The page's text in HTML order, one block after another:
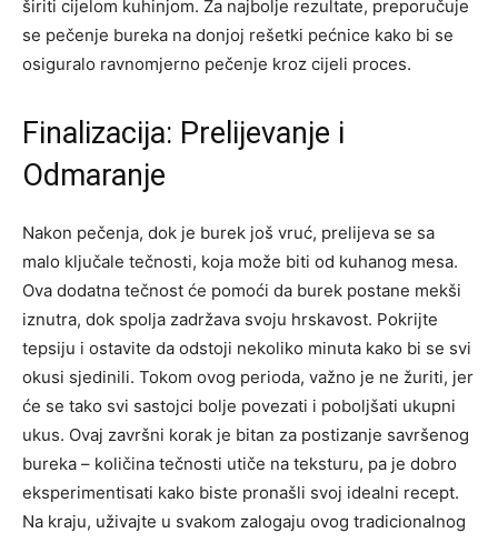
širiti cijelom kuhinjom. Za najbolje rezultate, preporučuje
se pečenje bureka na donjoj rešetki pećnice kako bi se
osiguralo ravnomjerno pečenje kroz cijeli proces.
Finalizacija: Prelijevanje i
Odmaranje
Nakon pečenja, dok je burek još vruć, prelijeva se sa
malo ključale tečnosti, koja može biti od kuhanog mesa.
Ova dodatna tečnost će pomoći da burek postane mekši
iznutra, dok spolja zadržava svoju hrskavost. Pokrijte
tepsiju i ostavite da odstoji nekoliko minuta kako bi se svi
okusi sjedinili. Tokom ovog perioda, važno je ne žuriti, jer
će se tako svi sastojci bolje povezati i poboljšati ukupni
ukus. Ovaj završni korak je bitan za postizanje savršenog
bureka – količina tečnosti utiče na teksturu, pa je dobro
eksperimentisati kako biste pronašli svoj idealni recept.
Na kraju, uživajte u svakom zalogaju ovog tradicionalnog